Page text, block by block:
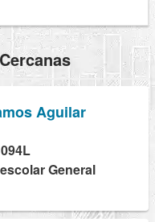
Aguilar
General